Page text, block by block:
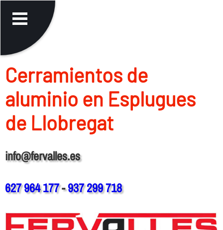
Cerramientos de
aluminio en Esplugues
de Llobregat
info@fervalles.es
627 964 177-937 299 718